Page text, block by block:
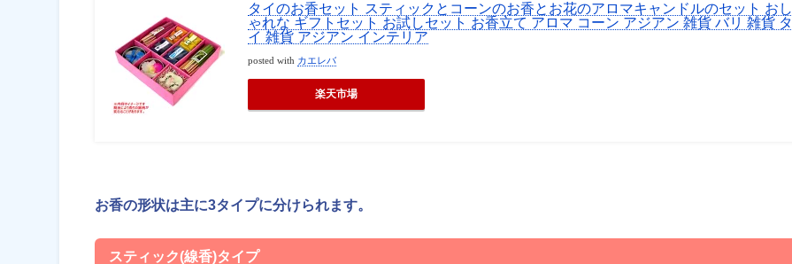
タイのお香セット スティックとコーンのお香とお花のアロマキャンドルのセット おし
ゃれな ギフトセット お試しセット お香立て アロマ コーン アジアン 雑貨 バリ 雑貨 タ
イ 雑貨 アジアン インテリア
posted with カエレバ
楽天市場
お香の形状は主に3タイプに分けられます。
スティック(線香)タイプ